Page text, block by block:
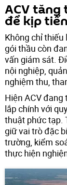
ACV tăng
để kịp
Không chỉ thiếu
gói thầu còn
vấn giám sát.
nội nghiệp,
nghiệm thu,
Hiện ACV
lắp chính với
thuật phức tạp.
giữ vai trò đặc
trường, kiểm
thực hiện